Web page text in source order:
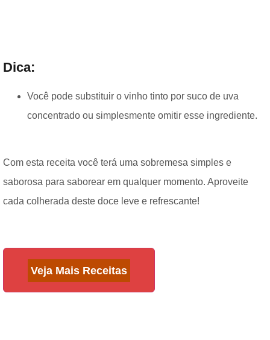
Dica:
Você pode substituir o vinho tinto por suco de uva
concentrado ou simplesmente omitir esse ingrediente.
Com esta receita você terá uma sobremesa simples e
saborosa para saborear em qualquer momento. Aproveite
cada colherada deste doce leve e refrescante!
Veja Mais Receitas